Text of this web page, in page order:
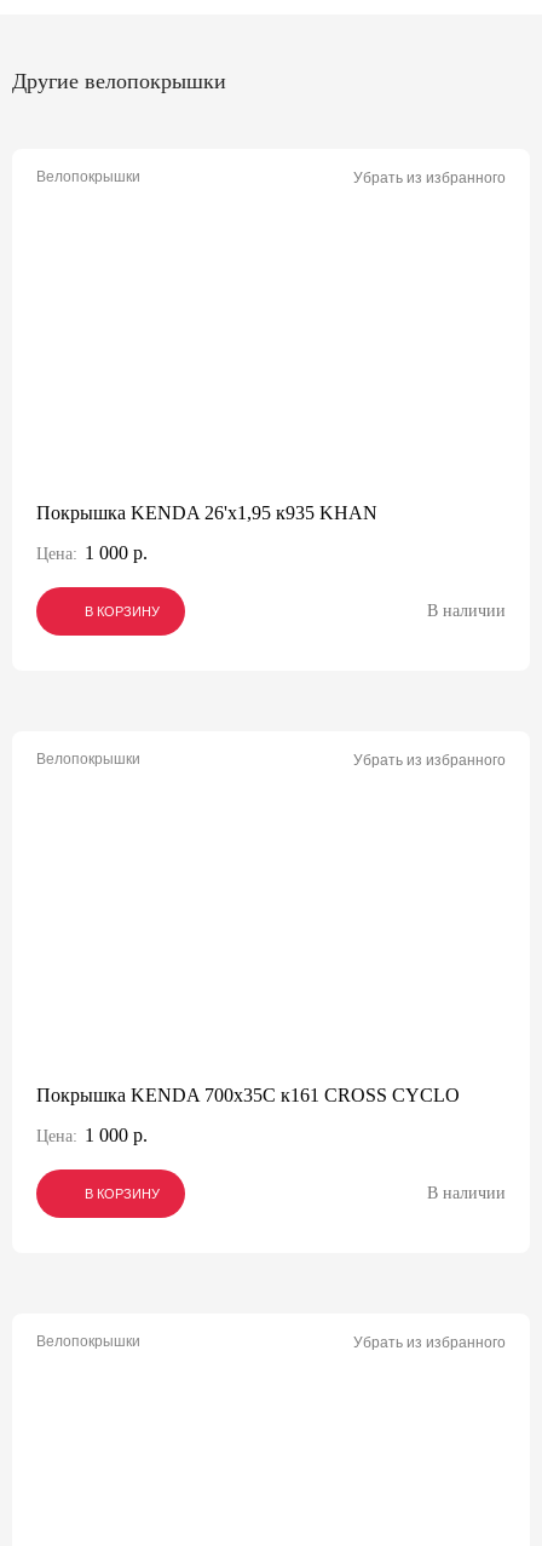
Другие велопокрышки
Велопокрышки Убрать из избранного
Покрышка KENDA 26'х1,95 к935 KHAN
Цена: 1 000 р.
В КОРЗИНУ
В КОРЗИНУ
В КОРЗИНУ В наличии
Велопокрышки Убрать из избранного
Покрышка KENDA 700х35С к161 CROSS CYCLO
Цена: 1 000 р.
В КОРЗИНУ
В КОРЗИНУ
В КОРЗИНУ В наличии
Велопокрышки Убрать из избранного